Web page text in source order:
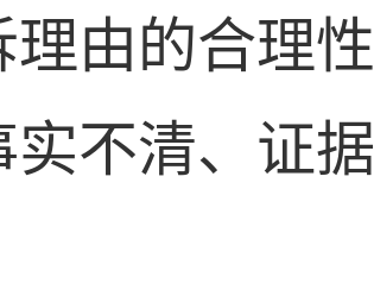
由的合理
不清、证